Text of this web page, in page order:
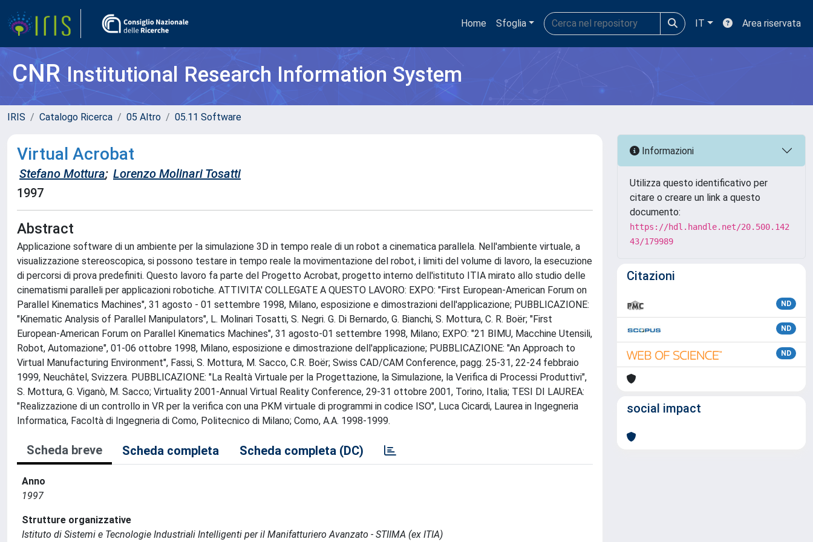
Home Sfoglia IT Area riservata
CNRInstitutional Research Information System
IRIS Catalogo Ricerca 05 Altro 05.11 Software
Virtual Acrobat
Stefano Mottura; Lorenzo Molinari Tosatti
1997
Abstract
Applicazione software di un ambiente per la simulazione 3D in tempo reale di un robot a cinematica parallela. Nell'ambiente virtuale, a
visualizzazione stereoscopica, si possono testare in tempo reale la movimentazione del robot, i limiti del volume di lavoro, la esecuzione
di percorsi di prova predefiniti. Questo lavoro fa parte del Progetto Acrobat, progetto interno dell'istituto ITIA mirato allo studio delle
cinematismi paralleli per applicazioni robotiche. ATTIVITA' COLLEGATE A QUESTO LAVORO: EXPO: "First European-American Forum on
Parallel Kinematics Machines", 31 agosto - 01 settembre 1998, Milano, esposizione e dimostrazioni dell'applicazione; PUBBLICAZIONE:
"Kinematic Analysis of Parallel Manipulators", L. Molinari Tosatti, S. Negri. G. Di Bernardo, G. Bianchi, S. Mottura, C. R. Boër; "First
European-American Forum on Parallel Kinematics Machines", 31 agosto-01 settembre 1998, Milano; EXPO: "21 BIMU, Macchine Utensili,
Robot, Automazione", 01-06 ottobre 1998, Milano, esposizione e dimostrazione dell'applicazione; PUBBLICAZIONE: "An Approach to
Virtual Manufacturing Environment", Fassi, S. Mottura, M. Sacco, C.R. Boër; Swiss CAD/CAM Conference, pagg. 25-31, 22-24 febbraio
1999, Neuchâtel, Svizzera. PUBBLICAZIONE: "La Realtà Virtuale per la Progettazione, la Simulazione, la Verifica di Processi Produttivi",
S. Mottura, G. Viganò, M. Sacco; Virtuality 2001-Annual Virtual Reality Conference, 29-31 ottobre 2001, Torino, Italia; TESI DI LAUREA:
"Realizzazione di un controllo in VR per la verifica con una PKM virtuale di programmi in codice ISO", Luca Cicardi, Laurea in Ingegneria
Informatica, Facoltà di Ingegneria di Como, Politecnico di Milano; Como, A.A. 1998-1999.
Scheda breve Scheda completa Scheda completa (DC)
Anno
1997
Strutture organizzative
Istituto di Sistemi e Tecnologie Industriali Intelligenti per il Manifatturiero Avanzato - STIIMA (ex ITIA)
Informazioni
Utilizza questo identificativo per
citare o creare un link a questo
documento:
https://hdl.handle.net/20.500.142
43/179989
Citazioni
ND
ND
ND
social impact